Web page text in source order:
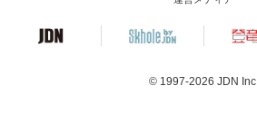
© 1997-2026 JDN Inc.